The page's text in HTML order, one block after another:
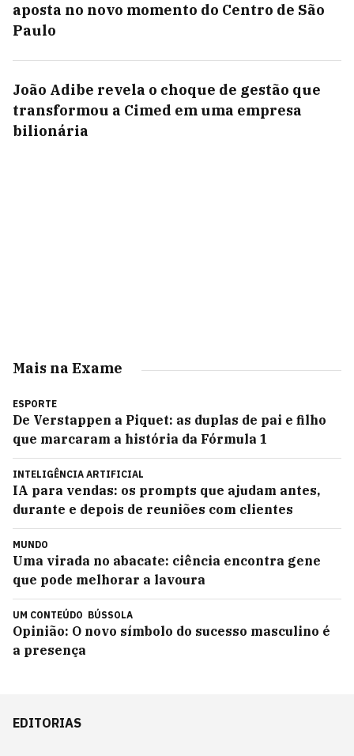
aposta no novo momento do Centro de São
Paulo
João Adibe revela o choque de gestão que
transformou a Cimed em uma empresa
bilionária
Mais na Exame
ESPORTE
De Verstappen a Piquet: as duplas de pai e filho
que marcaram a história da Fórmula 1
INTELIGÊNCIA ARTIFICIAL
IA para vendas: os prompts que ajudam antes,
durante e depois de reuniões com clientes
MUNDO
Uma virada no abacate: ciência encontra gene
que pode melhorar a lavoura
UM CONTEÚDO BÚSSOLA
Opinião: O novo símbolo do sucesso masculino é
a presença
EDITORIAS